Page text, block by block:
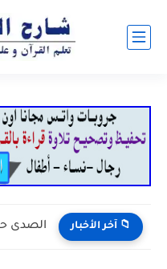
📁 آخر الأخبار